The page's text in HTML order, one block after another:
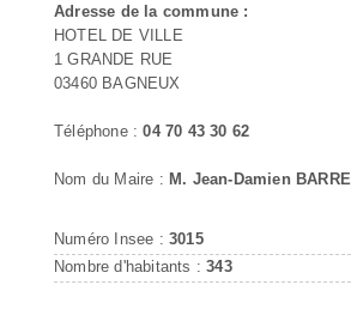
Adresse de la commune :
HOTEL DE VILLE
1 GRANDE RUE
03460 BAGNEUX
Téléphone :04 70 43 30 62
Nom du Maire : M. Jean-Damien BARRE
Numéro Insee : 3015
Nombre d'habitants :343